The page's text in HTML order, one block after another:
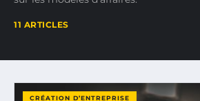
11 ARTICLES
CRÉATION D’ENTREPRISE